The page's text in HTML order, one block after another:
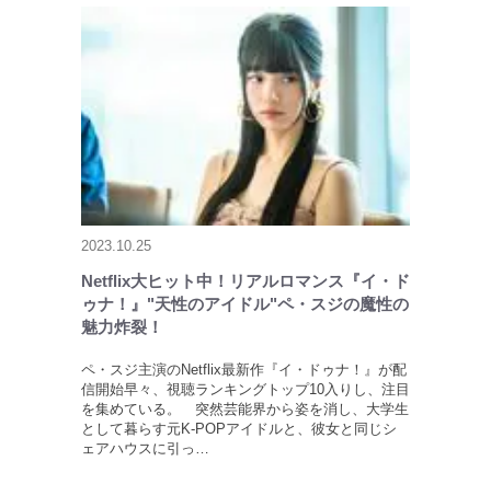
2023.10.25
Netflix大ヒット中！リアルロマンス『イ・ド
ゥナ！』"天性のアイドル"ペ・スジの魔性の
魅力炸裂！
ペ・スジ主演のNetflix最新作『イ・ドゥナ！』が配
信開始早々、視聴ランキングトップ10入りし、注目
を集めている。 突然芸能界から姿を消し、大学生
として暮らす元K-POPアイドルと、彼女と同じシ
ェアハウスに引っ…